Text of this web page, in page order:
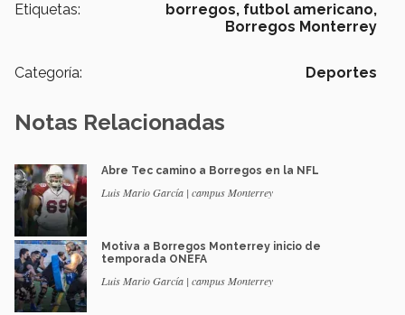
Etiquetas: borregos, futbol americano,
Borregos Monterrey
Categoría: Deportes
Notas Relacionadas
Abre Tec camino a Borregos en la NFL
Luis Mario García | campus Monterrey
Motiva a Borregos Monterrey inicio de
temporada ONEFA
Luis Mario García | campus Monterrey